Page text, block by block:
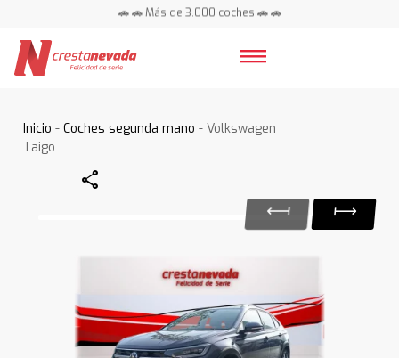
🚗 🚗 Más de 3.000 coches 🚗 🚗
Inicio -Coches segunda mano - Volkswagen
Taigo
Share